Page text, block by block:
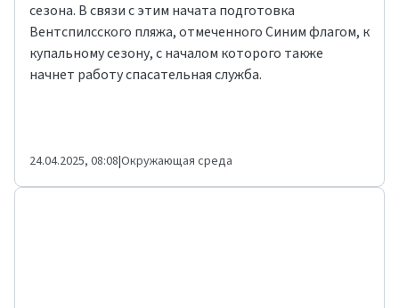
сезона. В связи с этим начата подготовка
Вентспилсского пляжа, отмеченного Синим флагом, к
купальному сезону, с началом которого также
начнет работу спасательная служба.
24.04.2025, 08:08|Окружающая среда